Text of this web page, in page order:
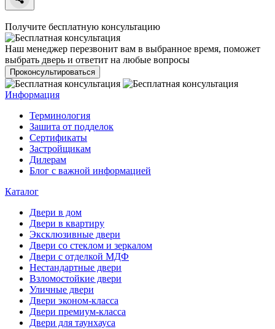
Получите бесплатную консультацию
Наш менеджер перезвонит вам в выбранное время, поможет
выбрать дверь и ответит на любые вопросы
Проконсультироваться
Информация
Терминология
Зашита от подделок
Сертификаты
Застройщикам
Дилерам
Блог с важной информацией
Каталог
Двери в дом
Двери в квартиру
Эксклюзивные двери
Двери со стеклом и зеркалом
Двери с отделкой МДФ
Нестандартные двери
Взломостойкие двери
Уличные двери
Двери эконом-класса
Двери премиум-класса
Двери для таунхауса